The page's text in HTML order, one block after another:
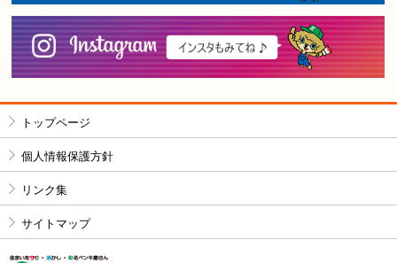
トップページ
個人情報保護方針
リンク集
サイトマップ